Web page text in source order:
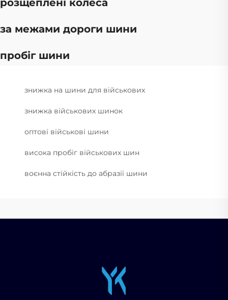
розщеплені колеса
за межами дороги шини
пробіг шини
знижка на шини для військових
знижка військових шинок
оптові військові шини
висока пробіг військових шин
воєнна стійкість до абразії шини